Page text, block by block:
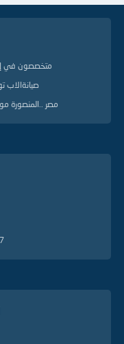
ا
ل
متخصصون في
صيانةالاب
مصر ..المنصورة موبايل